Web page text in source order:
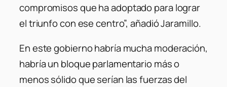
compromisos que ha adoptado para lograr
el triunfo con ese centro”, añadió Jaramillo.
En este gobierno habría mucha moderación,
habría un bloque parlamentario más o
menos sólido que serían las fuerzas del